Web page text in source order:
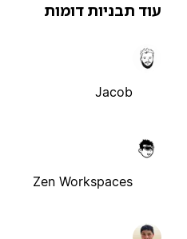
תבניות דומות
Jacob
Zen Workspaces